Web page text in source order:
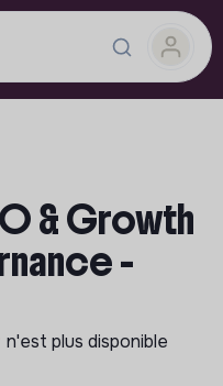
& Growth
-
n'est plus disponible